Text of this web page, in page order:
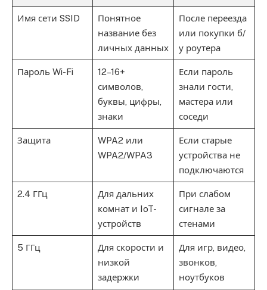
Имя сети SSID
Понятное
название без
личных данных
После переезда
или покупки б/
у роутера
Пароль Wi-Fi
12–16+
символов,
буквы, цифры,
знаки
Если пароль
знали гости,
мастера или
соседи
Защита
WPA2 или
WPA2/WPA3
Если старые
устройства не
подключаются
2.4 ГГц
Для дальних
комнат и IoT-
устройств
При слабом
сигнале за
стенами
5 ГГц
Для скорости и
низкой
задержки
Для игр, видео,
звонков,
ноутбуков